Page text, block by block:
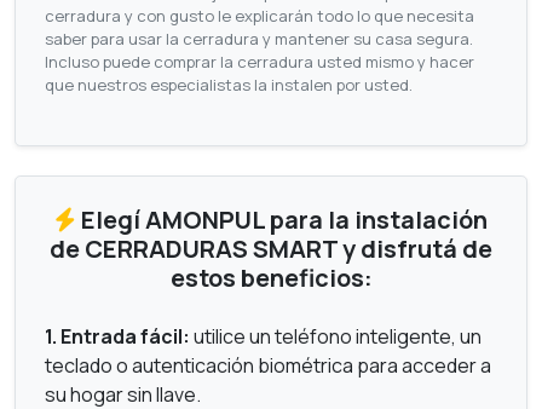
cerradura y con gusto le explicarán todo lo que necesita
saber para usar la cerradura y mantener su casa segura.
Incluso puede comprar la cerradura usted mismo y hacer
que nuestros especialistas la instalen por usted.
Elegí AMONPUL para la instalación
de CERRADURAS SMART y disfrutá de
estos beneficios:
1. Entrada fácil: utilice un teléfono inteligente, un
teclado o autenticación biométrica para acceder a
su hogar sin llave.